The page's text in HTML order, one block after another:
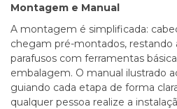
Montagem e Manual
A montagem é simplificada:
chegam pré-montados, restando
parafusos com ferramentas
embalagem. O manual ilustrado
guiando cada etapa de forma
qualquer pessoa realize a